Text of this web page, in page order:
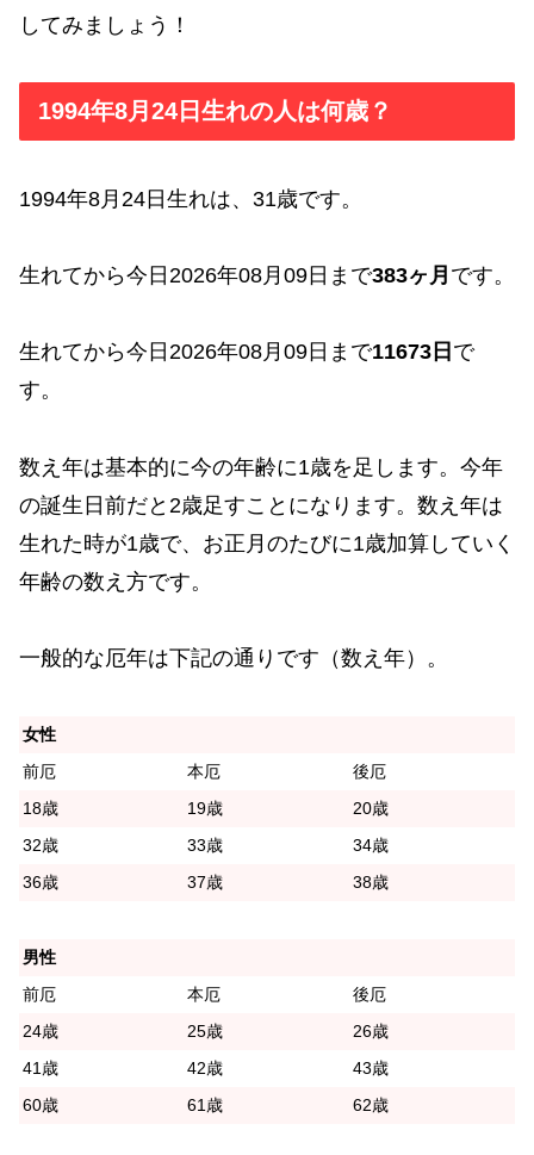
してみましょう！
1994年8月24日生れの人は何歳？
1994年8月24日生れは、31歳です。
生れてから今日2026年08月09日まで383ヶ月 です。
生れてから今日2026年08月09日まで11673日 で
す。
数え年は基本的に今の年齢に1歳を足します。今年
の誕生日前だと2歳足すことになります。数え年は
生れた時が1歳で、お正月のたびに1歳加算していく
年齢の数え方です。
一般的な厄年は下記の通りです（数え年）。
女性
前厄
本厄
後厄
18歳
19歳
20歳
32歳
33歳
34歳
36歳
37歳 38歳
男性
前厄
本厄
後厄
24歳
25歳
26歳
41歳
42歳
43歳
60歳
61歳 62歳